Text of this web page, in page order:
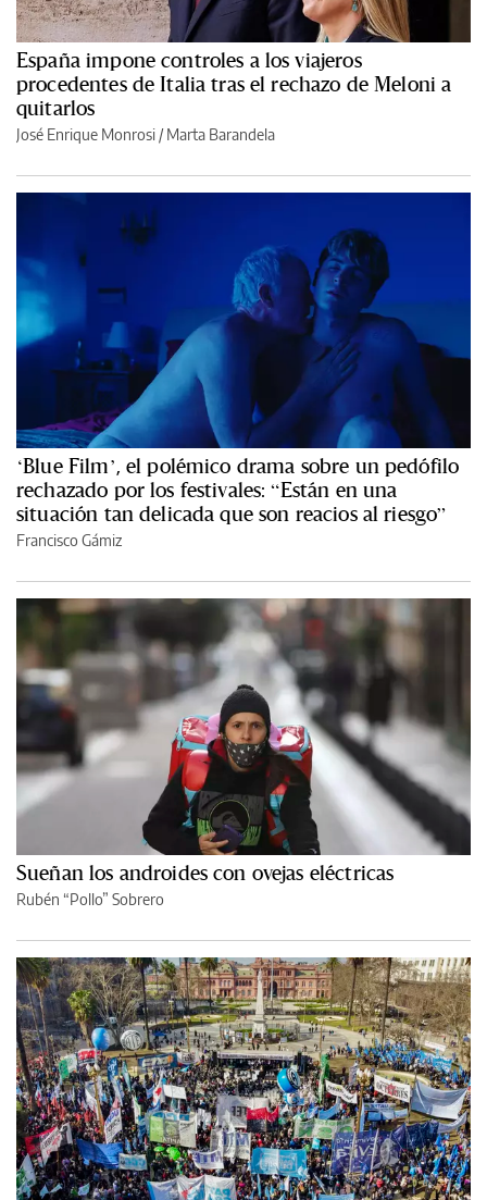
España impone controles a los viajeros
procedentes de Italia tras el rechazo de Meloni a
quitarlos
José Enrique Monrosi / Marta Barandela
‘Blue Film’, el polémico drama sobre un pedófilo
rechazado por los festivales: “Están en una
situación tan delicada que son reacios al riesgo”
Francisco Gámiz
Sueñan los androides con ovejas eléctricas
Rubén “Pollo” Sobrero